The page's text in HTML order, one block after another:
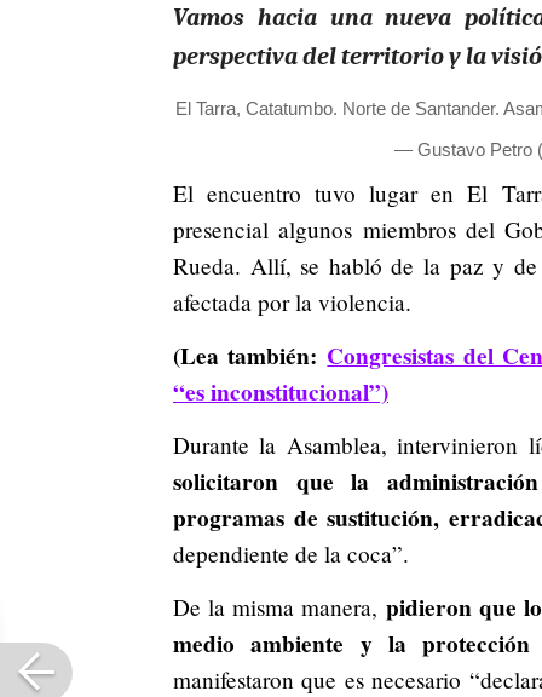
Vamos hacia una nueva
perspectiva del territorio y la
El Tarra, Catatumbo. Norte de Santander.
— Gustavo Petro
El encuentro tuvo lugar en El
presencial algunos miembros del
Rueda. Allí, se habló de la paz y
afectada por la violencia.
(Lea también: Congresistas del
“es inconstitucional”)
Durante la Asamblea, intervinieron
solicitaron que la
programas de sustitución,
dependiente de la coca”.
De la misma manera, pidieron que
medio ambiente y la
manifestaron que es necesario